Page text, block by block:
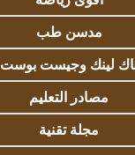
مدسن طب
لينك وجيست بوست
مصادر التعليم
مجلة تقنية